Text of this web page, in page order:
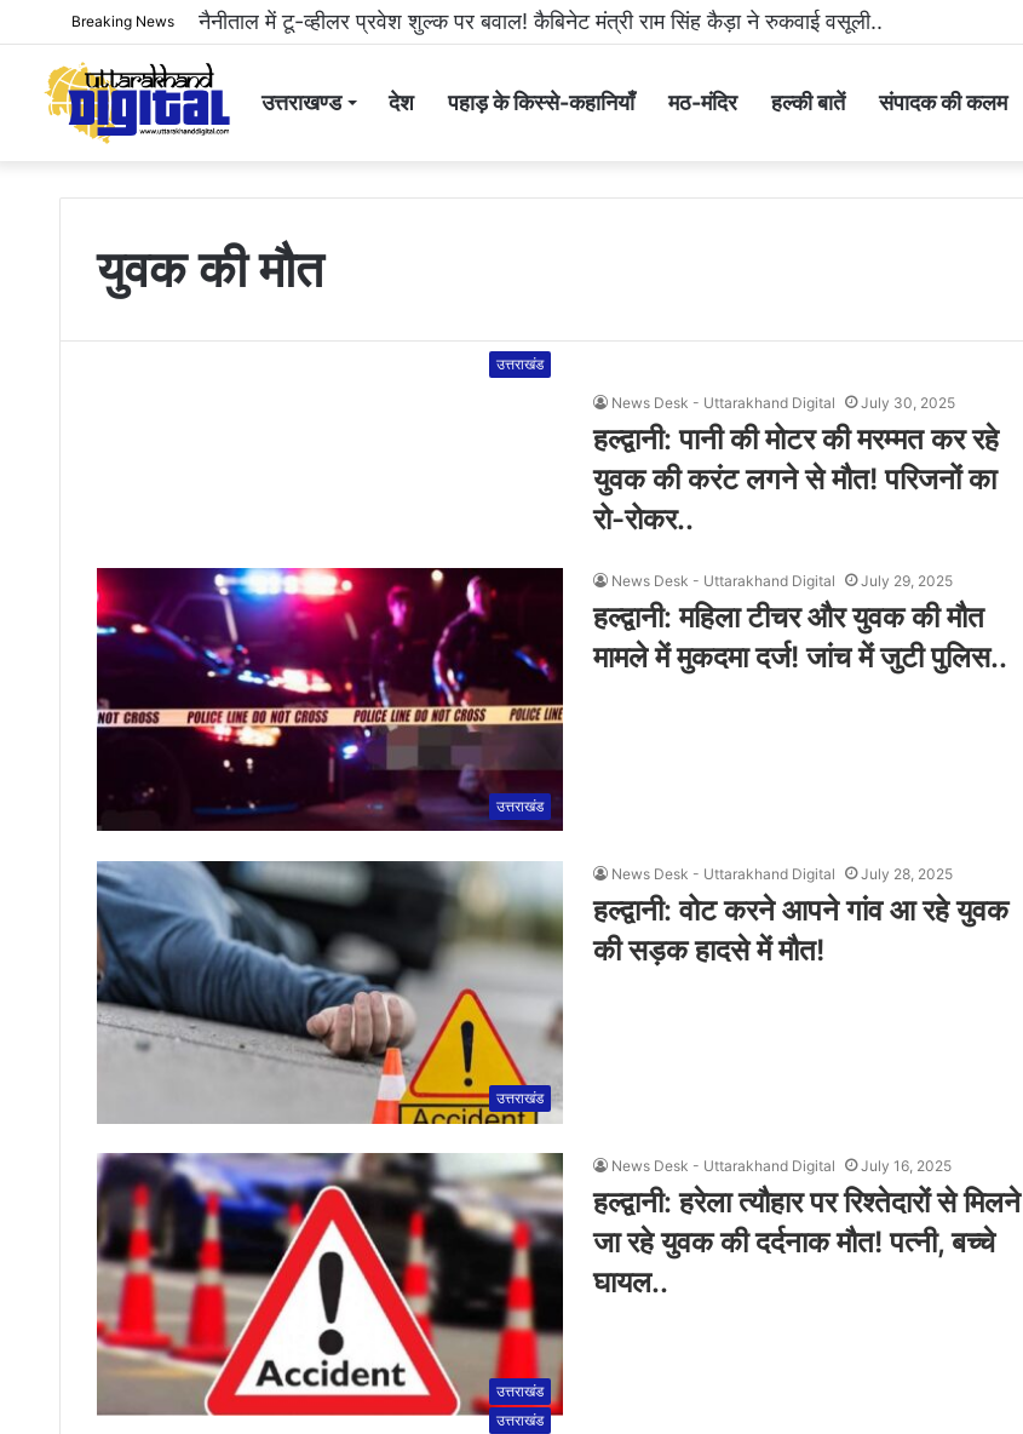
Breaking Newsहल्द्वानी: महिला से अभद्रता करने और सोशल मीडिया पर धमकी भरा वीडियो वायरल करने वाला आरोपी गिरफ्तार..
उत्तराखण्ड देश पहाड़ के किस्से-कहानियाँ मठ-मंदिर हल्की बातें संपादक की कलम
युवक की मौत
उत्तराखंड
News Desk - Uttarakhand Digital July 30, 2025
हल्द्वानी: पानी की मोटर की मरम्मत कर रहे
युवक की करंट लगने से मौत! परिजनों का
रो-रोकर..
उत्तराखंड
News Desk - Uttarakhand Digital July 29, 2025
हल्द्वानी: महिला टीचर और युवक की मौत
मामले में मुकदमा दर्ज! जांच में जुटी पुलिस..
उत्तराखंड
News Desk - Uttarakhand Digital July 28, 2025
हल्द्वानी: वोट करने आपने गांव आ रहे युवक
की सड़क हादसे में मौत!
उत्तराखंड
News Desk - Uttarakhand Digital July 16, 2025
हल्द्वानी: हरेला त्यौहार पर रिश्तेदारों से मिलने
जा रहे युवक की दर्दनाक मौत! पत्नी, बच्चे
घायल..
उत्तराखंड